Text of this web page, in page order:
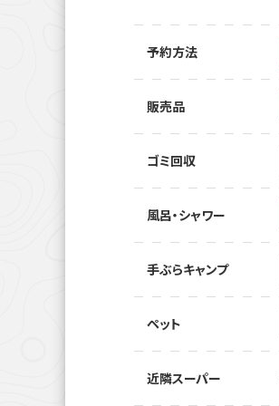
予約方法
販売品
ゴミ回収
風呂・シャワー
手ぶらキャンプ
ペット
近隣スーパー